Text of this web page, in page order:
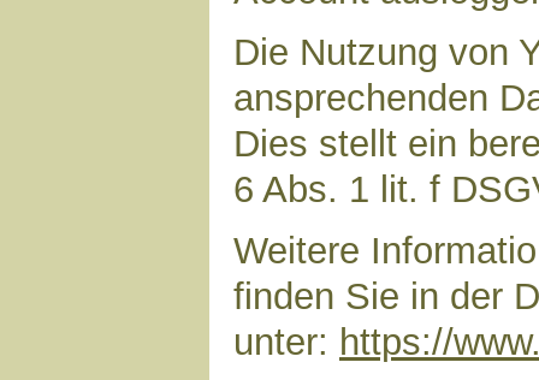
Die Nutzung von
ansprechenden
Dies stellt ein
6 Abs. 1 lit. f
Weitere
finden Sie in der
unter: https://